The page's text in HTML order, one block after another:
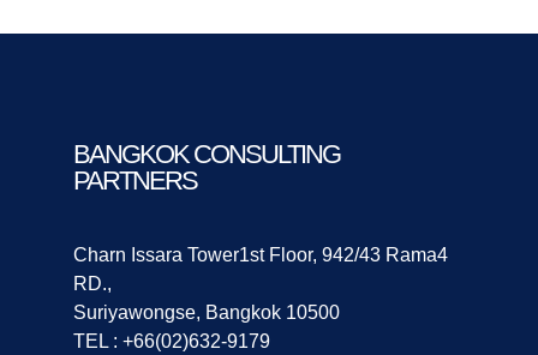
BANGKOK CONSULTING
PARTNERS
Charn Issara Tower1st Floor, 942/43 Rama4
RD.,
Suriyawongse, Bangkok 10500
TEL : +66(02)632-9179